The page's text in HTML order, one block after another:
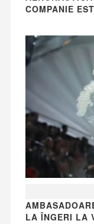
COMPANIE
LA ÎNGERI LA